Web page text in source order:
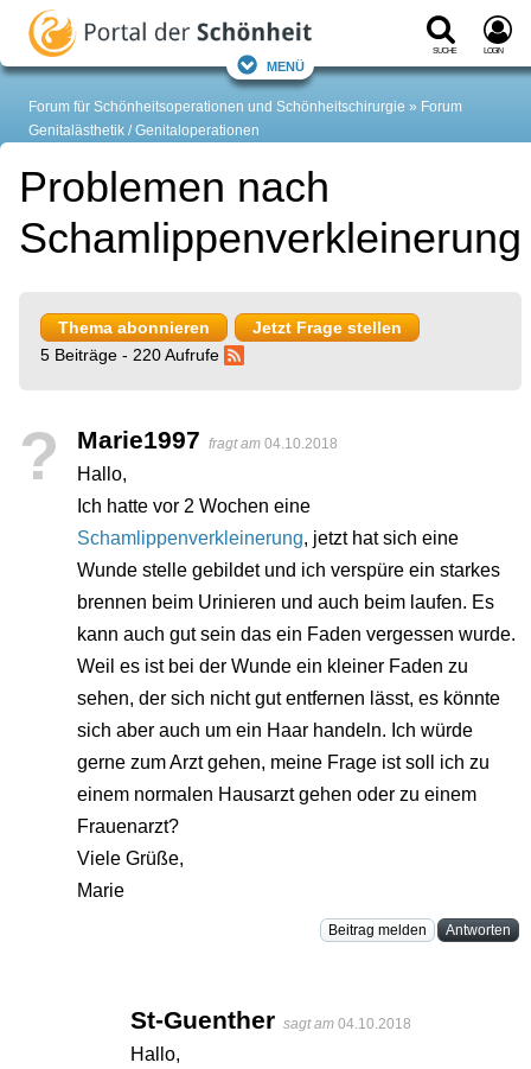
Suche Login
Menü
Forum für Schönheitsoperationen und Schönheitschirurgie
Forum
Genitalästhetik / Genitaloperationen
Problemen nach
Schamlippenverkleinerung
Thema abonnieren
Jetzt Frage stellen
5 Beiträge - 220 Aufrufe
? Marie1997 fragt am 04.10.2018
Hallo,
Ich hatte vor 2 Wochen eine
Schamlippenverkleinerung, jetzt hat sich eine
Wunde stelle gebildet und ich verspüre ein starkes
brennen beim Urinieren und auch beim laufen. Es
kann auch gut sein das ein Faden vergessen wurde.
Weil es ist bei der Wunde ein kleiner Faden zu
sehen, der sich nicht gut entfernen lässt, es könnte
sich aber auch um ein Haar handeln. Ich würde
gerne zum Arzt gehen, meine Frage ist soll ich zu
einem normalen Hausarzt gehen oder zu einem
Frauenarzt?
Viele Grüße,
Marie
Beitrag melden Antworten
St-Guenther sagt am 04.10.2018
Hallo,